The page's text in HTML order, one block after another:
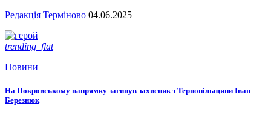
Редакція Терміново 04.06.2025
trending_flat
Новини
На Покровському напрямку загинув захисник з Тернопільщини Іван
Березнюк